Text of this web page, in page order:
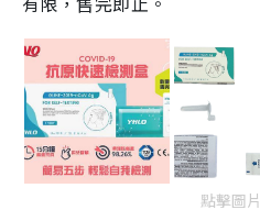
點擊圖